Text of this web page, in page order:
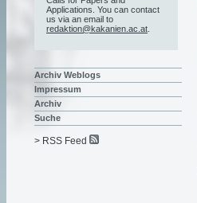
Applications. You can contact
us via an email to
redaktion@kakanien.ac.at
Archiv Weblogs
Impressum
Archiv
Suche
> RSS Feed